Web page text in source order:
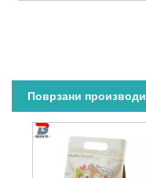
Поврзани производи